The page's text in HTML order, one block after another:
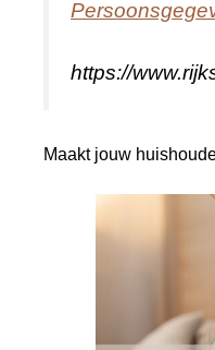
https://
Maakt jouw